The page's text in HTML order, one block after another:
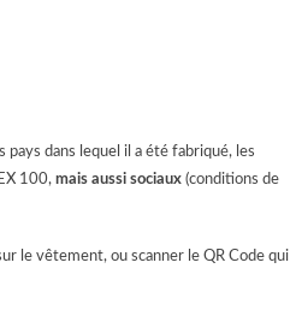
pays dans lequel il a été fabriqué, les
100, mais aussi sociaux (conditions de
le vêtement, ou scanner le QR Code qui